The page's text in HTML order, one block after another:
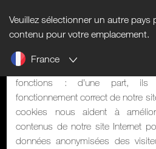
Veuillez sélectionner un autre pays
contenu pour votre emplacement.
France
Informations sur les cookies
Notre site Internet utilise des
fonctions : d’une part, ils
fonctionnement correct de notre
cookies nous aident à
contenus de notre site Internet
données anonymisées des